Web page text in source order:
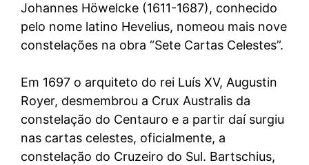
Johannes Höwelcke (1611-1687), conhecido
pelo nome latino Hevelius, nomeou mais nove
constelações na obra “Sete Cartas Celestes”.
Em 1697 o arquiteto do rei Luís XV, Augustin
Royer, desmembrou a Crux Australis da
constelação do Centauro e a partir daí surgiu
nas cartas celestes, oficialmente, a
constelação do Cruzeiro do Sul. Bartschius,